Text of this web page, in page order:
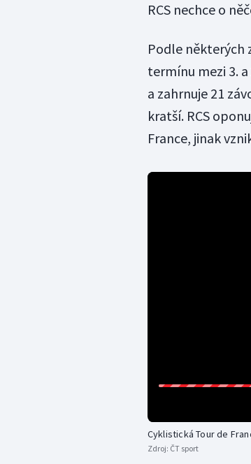
RCS nechce o
Podle některých
termínu mezi 3.
a zahrnuje 21
kratší. RCS
France, jinak
Cyklistická Tour de
Zdroj: ČT sport